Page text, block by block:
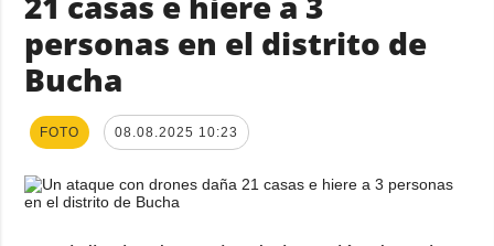
personas en el distrito de
Bucha
FOTO 08.08.2025 10:23